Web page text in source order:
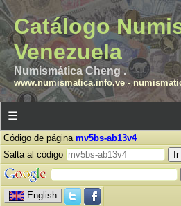
Catálogo
Venezuela
Numismática Cheng .
www.numismatica.info.ve-
☰
Código de página mv5bs-ab13v4
Salta al código
English